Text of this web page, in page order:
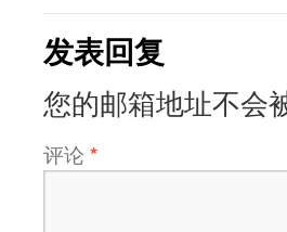
发表回复
您的邮箱地址不会
评论 *